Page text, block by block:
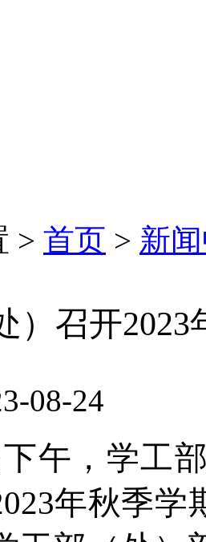
> 首页 > 新
）召开
08-24
午，学工
年秋季